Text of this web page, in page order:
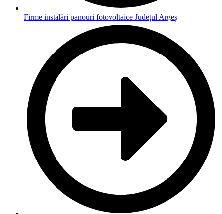
Firme instalări panouri fotovoltaice Județul Argeș